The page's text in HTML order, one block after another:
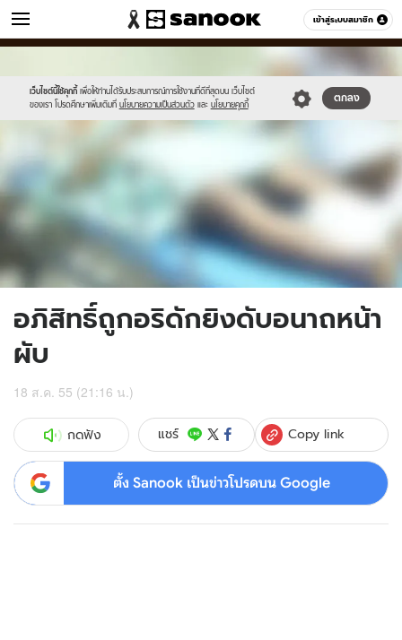
เข้าสู่ระบบสมาชิก
ข่าว หมวดอื่นๆ
เว็บไซต์นี้ใช้คุกกี้ เพื่อให้ท่านได้รับประสบการณ์การใช้งานที่ดีที่สุดบน เว็บไซต์
ของเรา โปรดศึกษาเพิ่มเติมที่ นโยบายความเป็นส่วนตัว และ นโยบายคุกกี้
ตกลง
new-
sanook.png
อภิสิทธิ์ถูกอริดักยิงดับอนาถหน้า
ผับ
18 ส.ค. 55 (21:16 น.)
กดฟัง แชร์ Copy link
ตั้ง Sanook เป็นข่าวโปรดบน Google